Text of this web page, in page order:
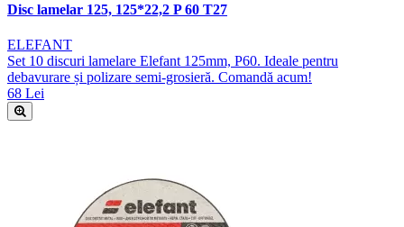
Disc lamelar 125, 125*22,2 P 60 T27
ELEFANT
Set 10 discuri lamelare Elefant 125mm, P60. Ideale pentru
debavurare și polizare semi-grosieră. Comandă acum!
68 Lei